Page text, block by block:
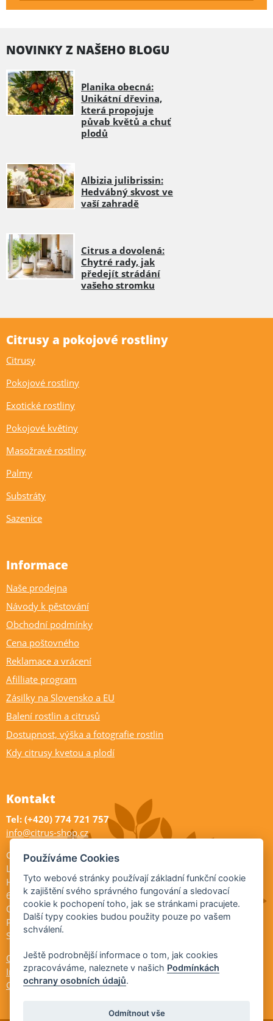
NOVINKY Z NAŠEHO BLOGU
Planika obecná:
Unikátní dřevina,
která propojuje
půvab květů a chuť
plodů
Albizia julibrissin:
Hedvábný skvost ve
vaší zahradě
Citrus a dovolená:
Chytré rady, jak
předejít strádání
vašeho stromku
Citrusy a pokojové rostliny
Citrusy
Pokojové rostliny
Exotické rostliny
Pokojové květiny
Masožravé rostliny
Palmy
Substráty
Sazenice
Informace
Naše prodejna
Návody k pěstování
Obchodní podmínky
Cena poštovného
Reklamace a vrácení
Afilliate program
Zásilky na Slovensko a EU
Balení rostlin a citrusů
Dostupnost, výška a fotografie rostlin
Kdy citrusy kvetou a plodí
Kontakt
Tel: (+420) 774 721 757
info@citrus-shop.cz
Citrus shop zahradnictví
Legionářů 2
Hodonín
695 01
Otevřeno:
Po-Pá 9-17
So 9-11:30
Ochrana osobních údajů
Informace ÚKZÚZ
Cookies
Používáme Cookies
Tyto webové stránky používají základní funkční cookie
k zajištění svého správného fungování a sledovací
cookie k pochopení toho, jak se stránkami pracujete.
Další typy cookies budou použity pouze po vašem
schválení.
Ještě podrobnější informace o tom, jak cookies
zpracováváme, naleznete v našich Podmínkách
ochrany osobních údajů.
Odmítnout vše